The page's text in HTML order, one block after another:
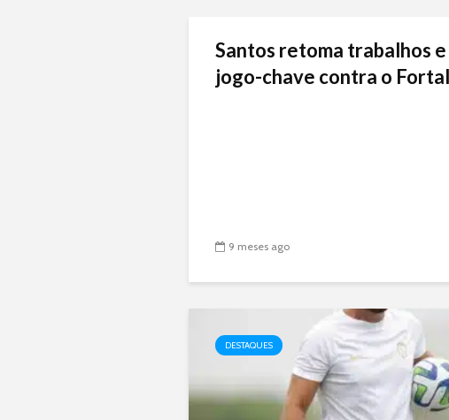
Santos retoma trabalhos
jogo-chave contra o
9 meses ago
DESTAQUES